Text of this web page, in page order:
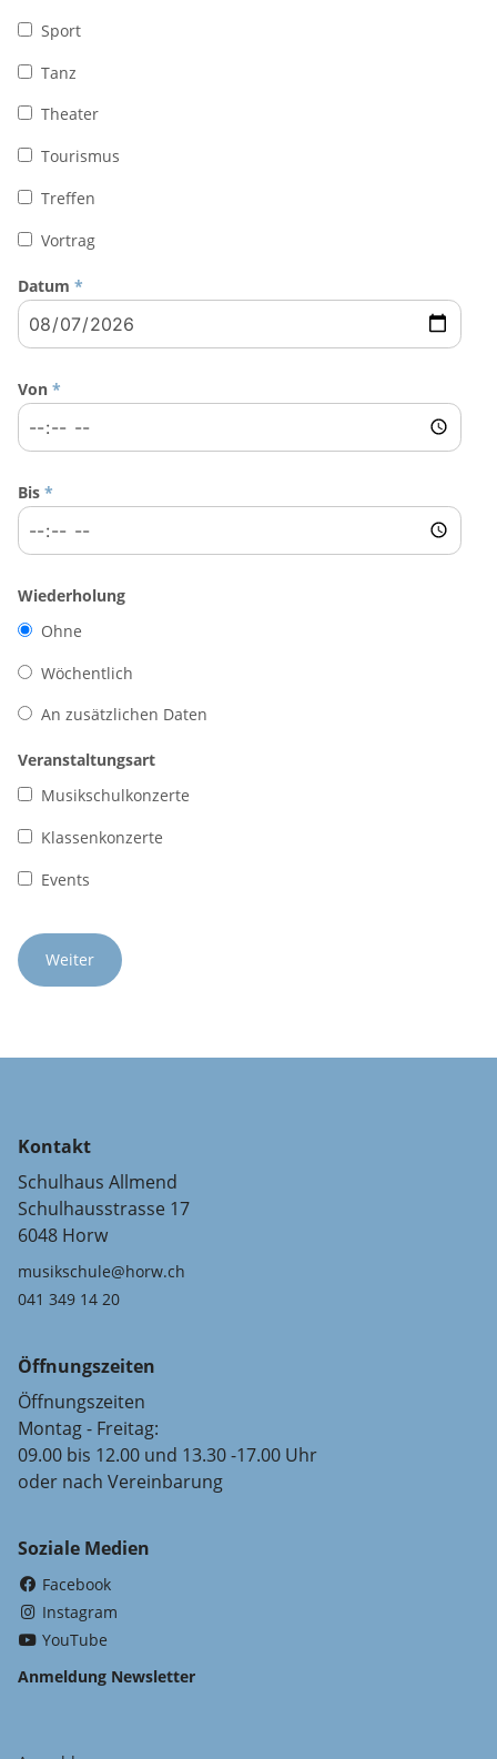
Sport
Tanz
Theater
Tourismus
Treffen
Vortrag
Datum *
Von *
Bis *
Wiederholung
Ohne
Wöchentlich
An zusätzlichen Daten
Veranstaltungsart
Musikschulkonzerte
Klassenkonzerte
Events
Kontakt
Schulhaus Allmend
Schulhausstrasse 17
6048 Horw
musikschule@horw.ch
041 349 14 20
Öffnungszeiten
Öffnungszeiten
Montag - Freitag:
09.00 bis 12.00 und 13.30 -17.00 Uhr
oder nach Vereinbarung
Soziale Medien
Facebook
Instagram
YouTube
Anmeldung Newsletter